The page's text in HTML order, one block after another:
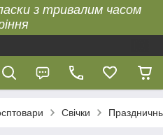
з тривалим часом
Свічки